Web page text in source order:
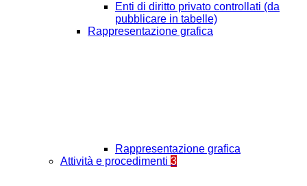
Enti di diritto privato controllati (da
pubblicare in tabelle)
Rappresentazione grafica
Rappresentazione grafica
Attività e procedimenti 3